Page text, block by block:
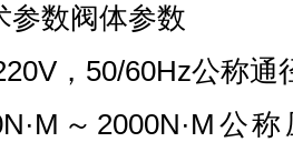
参数阀体参数
，50/60Hz公称通
～2000N·M公